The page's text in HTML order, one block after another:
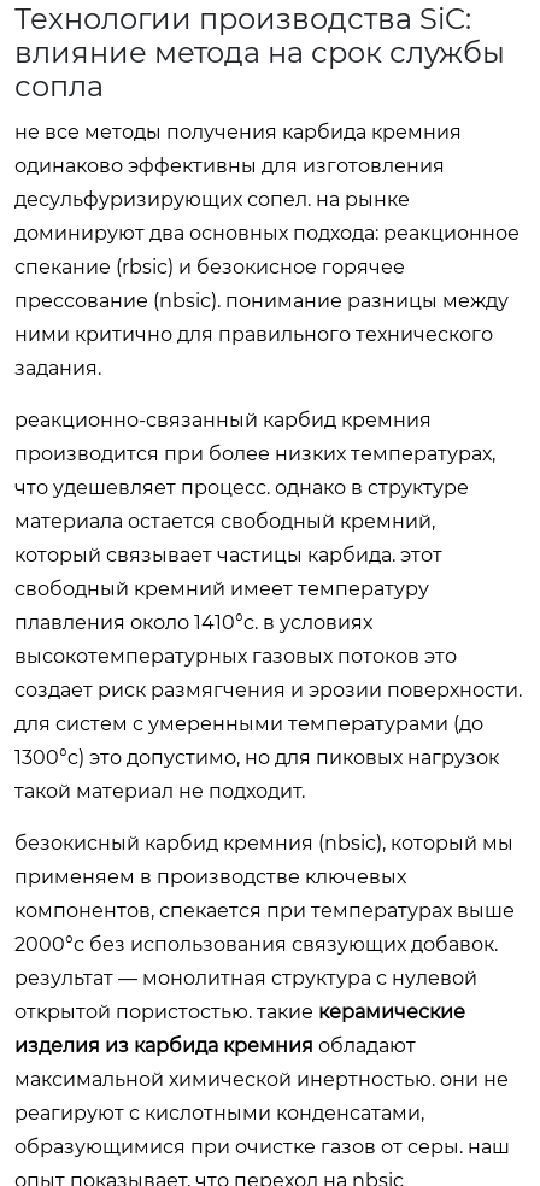
Технологии производства SiC:
влияние метода на срок службы
сопла
не все методы получения карбида кремния
одинаково эффективны для изготовления
десульфуризирующих сопел. на рынке
доминируют два основных подхода: реакционное
спекание (rbsic) и безокисное горячее
прессование (nbsic). понимание разницы между
ними критично для правильного технического
задания.
реакционно-связанный карбид кремния
производится при более низких температурах,
что удешевляет процесс. однако в структуре
материала остается свободный кремний,
который связывает частицы карбида. этот
свободный кремний имеет температуру
плавления около 1410°c. в условиях
высокотемпературных газовых потоков это
создает риск размягчения и эрозии поверхности.
для систем с умеренными температурами (до
1300°c) это допустимо, но для пиковых нагрузок
такой материал не подходит.
безокисный карбид кремния (nbsic), который мы
применяем в производстве ключевых
компонентов, спекается при температурах выше
2000°c без использования связующих добавок.
результат — монолитная структура с нулевой
открытой пористостью. такие керамические
изделия из карбида кремния обладают
максимальной химической инертностью. они не
реагируют с кислотными конденсатами,
образующимися при очистке газов от серы. наш
опыт показывает, что переход на nbsic